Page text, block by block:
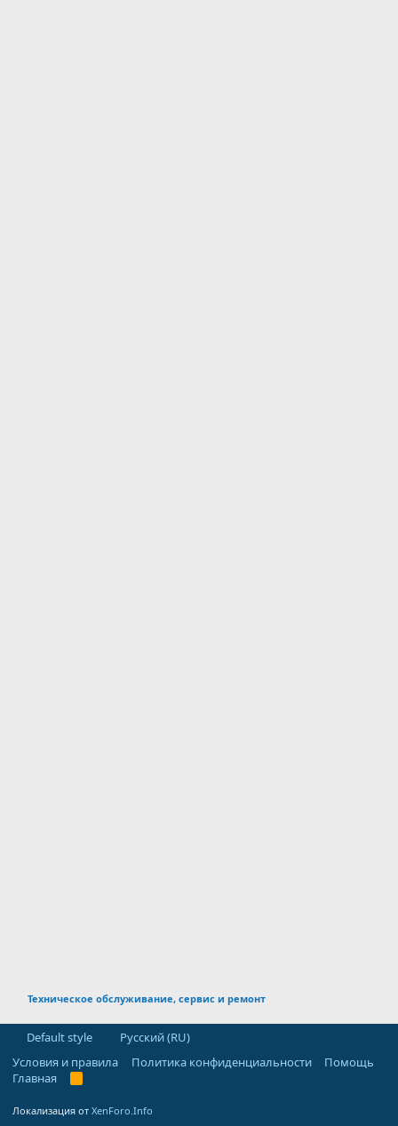
Техническое обслуживание, сервис и ремонт
Default style
Русский (RU)
Условия и правила
Политика конфиденциальности
Помощь
Главная
R
Локализация от XenForo.Info